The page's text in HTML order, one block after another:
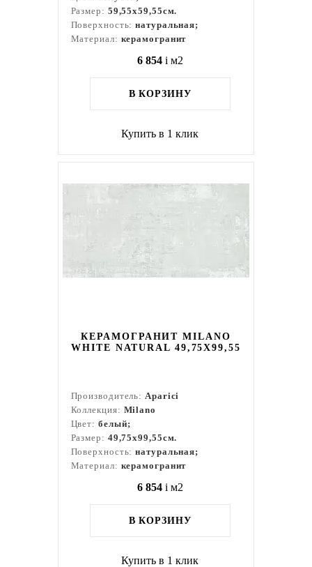
Размер: 59,55x59,55см.
Поверхность:натуральная;
Материал: керамогранит
6 854 i м2
В КОРЗИНУ
Купить в 1 клик
КЕРАМОГРАНИТ MILANO
WHITE NATURAL 49,75X99,55
Производитель:Aparici
Коллекция: Milano
Цвет: белый;
Размер: 49,75x99,55см.
Поверхность:натуральная;
Материал: керамогранит
6 854 i м2
В КОРЗИНУ
Купить в 1 клик